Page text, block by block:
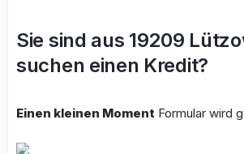
Sie sind aus 19209
suchen einen Kredit?
Einen kleinen Moment Formular wird